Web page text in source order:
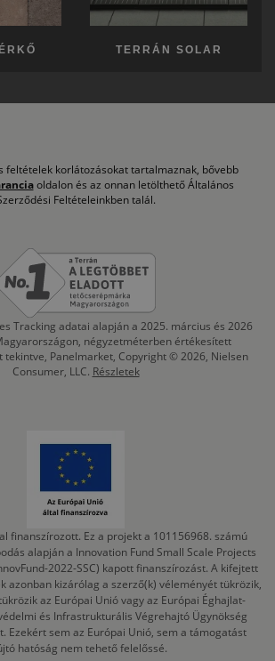
TERRÁN SOLAR
feltételek korlátozásokat tartalmaznak, bővebb
oldalon és az onnan letölthető Általános
Feltételeinkben talál.
Tracking adatai alapján a 2025. március és 2026
négyzetméterben értékesített
Panelmarket, Copyright © 2026, Nielsen
Consumer, LLC. Részletek
finanszírozott. Ez a projekt a 101156968. számú
alapján a Innovation Fund Small Scale Projects
2022-SSC) kapott finanszírozást. A kifejtett
azonban kizárólag a szerző(k) véleményét tükrözik,
az Európai Unió vagy az Európai Éghajlat-
és Infrastrukturális Végrehajtó Ügynökség
Ezekért sem az Európai Unió, sem a támogatást
hatóság nem tehető felelőssé.